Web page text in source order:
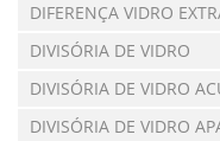
DIFERENÇA VIDRO
DIVISÓRIA DE VIDRO
DIVISÓRIA DE VIDRO
DIVISÓRIA DE VIDRO